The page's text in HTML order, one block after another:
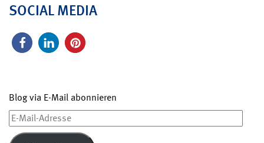
SOCIAL MEDIA
Blog via E-Mail abonnieren
E-
Mail-